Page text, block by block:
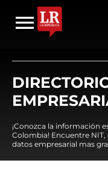
¡Conozca la información
Colombia! Encuentre
datos empresarial mas